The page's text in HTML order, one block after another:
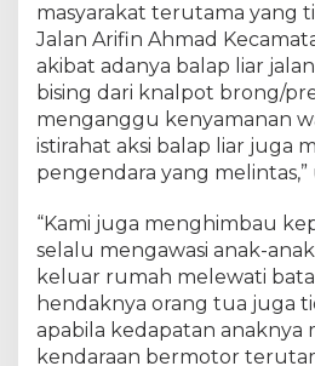
masyarakat terutama yang
Jalan Arifin Ahmad
akibat adanya balap liar
bising dari knalpot brong/
menganggu kenyamanan
istirahat aksi balap liar juga
pengendara yang melintas,”
“Kami juga menghimbau
selalu mengawasi anak-
keluar rumah melewati
hendaknya orang tua juga
apabila kedapatan anaknya
kendaraan bermotor